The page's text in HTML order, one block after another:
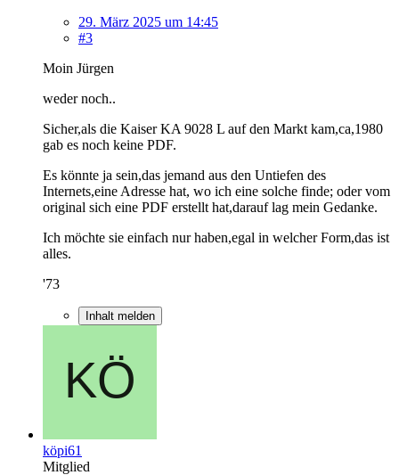
29. März 2025 um 14:45
#3
Moin Jürgen
weder noch..
Sicher,als die Kaiser KA 9028 L auf den Markt kam,ca,1980
gab es noch keine PDF.
Es könnte ja sein,das jemand aus den Untiefen des
Internets,eine Adresse hat, wo ich eine solche finde; oder vom
original sich eine PDF erstellt hat,darauf lag mein Gedanke.
Ich möchte sie einfach nur haben,egal in welcher Form,das ist
alles.
'73
Inhalt melden
köpi61
Mitglied